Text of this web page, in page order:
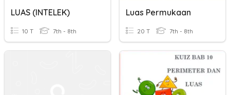
LUAS (INTELEK)
10 T 7th - 8th
Luas Permukaan
20 T 7th - 8th